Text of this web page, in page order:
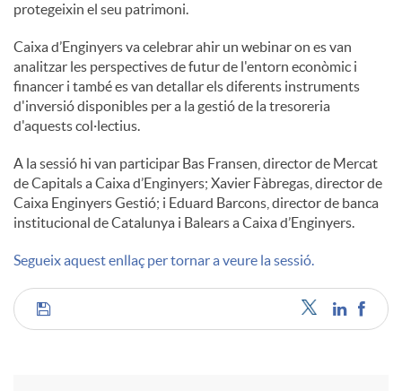
t
i
n
g
u
protegeixin el seu patrimoni.
Caixa d’Enginyers va celebrar ahir un webinar on es van
analitzar les perspectives de futur de l'entorn econòmic i
financer i també es van detallar els diferents instruments
d'inversió disponibles per a la gestió de la tresoreria
d'aquests col·lectius.
A la sessió hi van participar Bas Fransen, director de Mercat
de Capitals a Caixa d’Enginyers; Xavier Fàbregas, director de
Caixa Enginyers Gestió; i Eduard Barcons, director de banca
institucional de Catalunya i Balears a Caixa d’Enginyers.
Segueix aquest enllaç per tornar a veure la sessió.
C